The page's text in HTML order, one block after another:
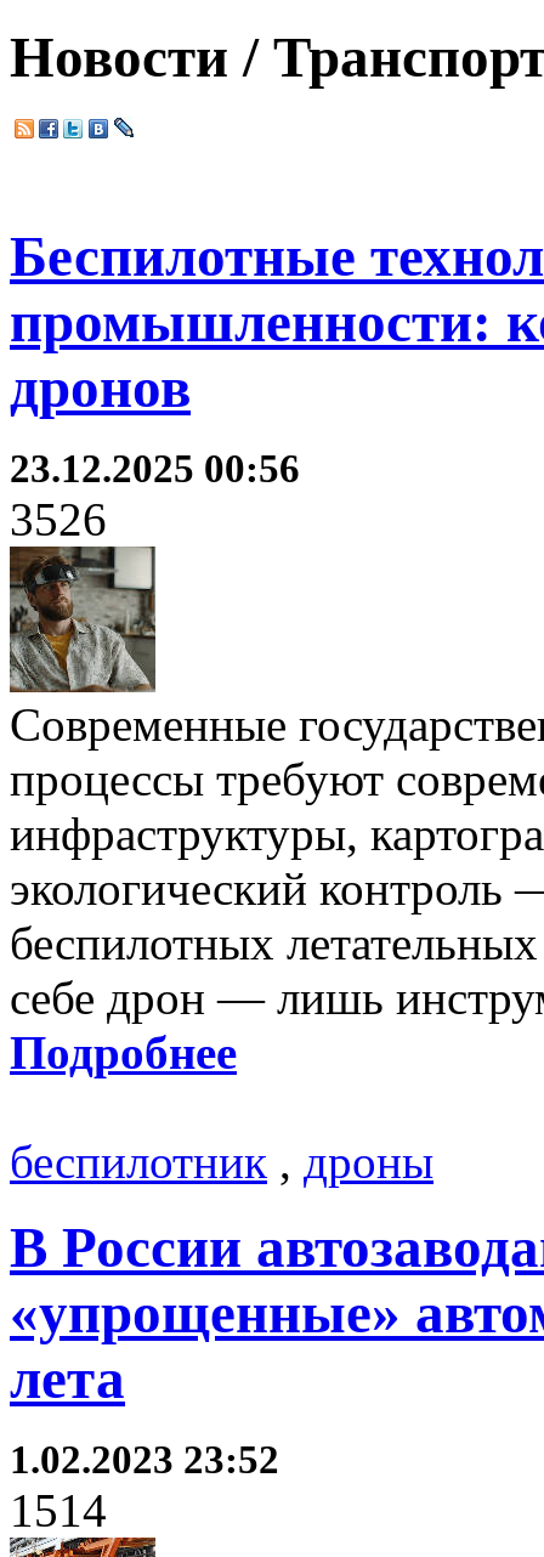
Новости /
Беспилотные
промышленности:
дронов
23.12.2025 00:56
3526
Современные
процессы требуют
инфраструктуры,
экологический контроль
беспилотных
себе дрон — лишь
Подробнее
беспилотник , дроны
В России
«упрощенные»
лета
1.02.2023 23:52
1514